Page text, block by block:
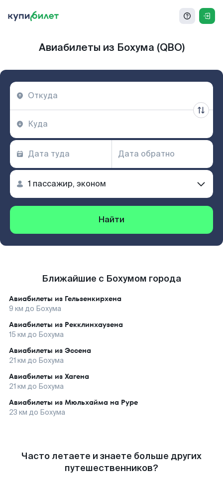
Авиабилеты из Бохума (QBO)
Найти
Ближайшие с Бохумом города
Авиабилеты из Гельзенкирхена
9 км до Бохума
Авиабилеты из Рекклинхаузена
15 км до Бохума
Авиабилеты из Эссена
21 км до Бохума
Авиабилеты из Хагена
21 км до Бохума
Авиабилеты из Мюльхайма на Руре
23 км до Бохума
Часто летаете и знаете больше других
путешественников?